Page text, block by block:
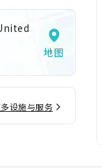
地图
设施与服务